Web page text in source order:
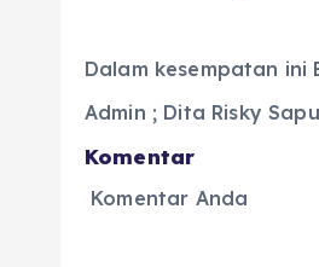
Dalam kesempatan ini
Admin ; Dita Risky
Komentar
Komentar Anda